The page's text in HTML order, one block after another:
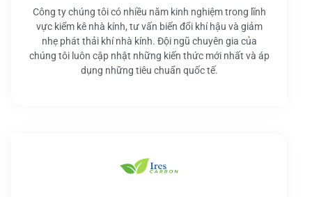
Công ty chúng tôi có nhiều năm kinh nghiệm trong lĩnh
vực kiểm kê nhà kính, tư vấn biến đổi khí hậu và giảm
nhẹ phát thải khí nhà kính. Đội ngũ chuyên gia của
chúng tôi luôn cập nhật những kiến thức mới nhất và áp
dụng những tiêu chuẩn quốc tế.